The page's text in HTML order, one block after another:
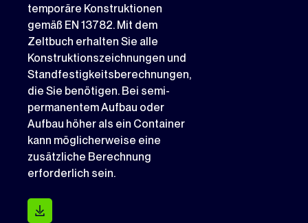
temporäre Konstruktionen
gemäß EN 13782. Mit dem
Zeltbuch erhalten Sie alle
Konstruktionszeichnungen und
Standfestigkeitsberechnungen,
die Sie benötigen. Bei semi-
permanentem Aufbau oder
Aufbau höher als ein Container
kann möglicherweise eine
zusätzliche Berechnung
erforderlich sein.